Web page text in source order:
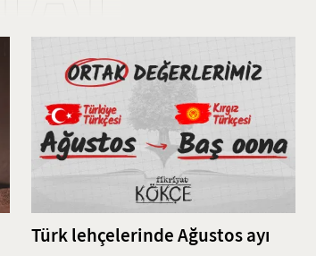
Türk lehçelerinde Ağustos ayı